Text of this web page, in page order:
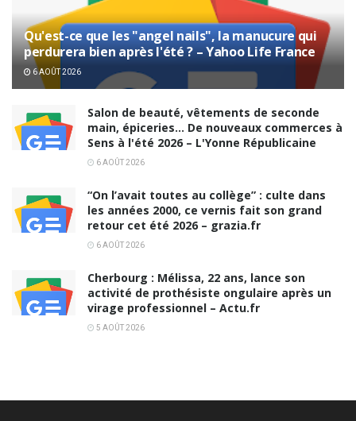
Qu'est-ce que les "angel nails", la manucure qui
perdurera bien après l'été ? – Yahoo Life France
6 AOÛT 2026
Salon de beauté, vêtements de seconde
main, épiceries… De nouveaux commerces à
Sens à l'été 2026 – L'Yonne Républicaine
6 AOÛT 2026
“On l’avait toutes au collège” : culte dans
les années 2000, ce vernis fait son grand
retour cet été 2026 – grazia.fr
6 AOÛT 2026
Cherbourg : Mélissa, 22 ans, lance son
activité de prothésiste ongulaire après un
virage professionnel – Actu.fr
5 AOÛT 2026